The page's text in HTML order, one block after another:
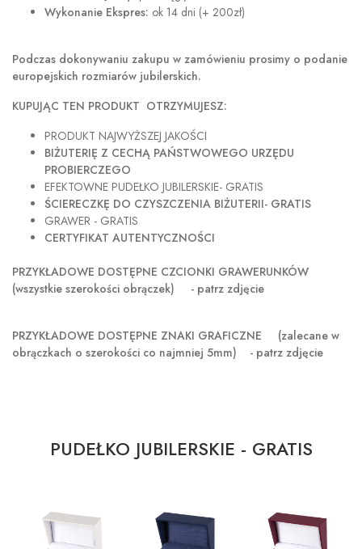
Wykonanie Ekspres: ok 14 dni (+ 200zł)
Podczas dokonywaniu zakupu w zamówieniu prosimy o podanie
europejskich rozmiarów jubilerskich.
KUPUJĄC TEN PRODUKT OTRZYMUJESZ:
PRODUKT NAJWYŻSZEJ JAKOŚCI
BIŻUTERIĘ Z CECHĄ PAŃSTWOWEGO URZĘDU
PROBIERCZEGO
EFEKTOWNE PUDEŁKO JUBILERSKIE- GRATIS
ŚCIERECZKĘ DO CZYSZCZENIA BIŻUTERII- GRATIS
GRAWER - GRATIS
CERTYFIKAT AUTENTYCZNOŚCI
PRZYKŁADOWE DOSTĘPNE CZCIONKI GRAWERUNKÓW
(wszystkie szerokości obrączek) - patrz zdjęcie
PRZYKŁADOWE DOSTĘPNE ZNAKI GRAFICZNE (zalecane w
obrączkach o szerokości co najmniej 5mm) - patrz zdjęcie
PUDEŁKO JUBILERSKIE - GRATIS